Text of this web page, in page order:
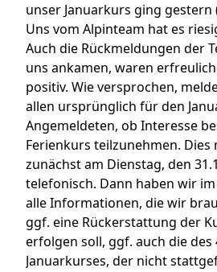
unser Januarkurs ging gestern
Uns vom Alpinteam hat es
Auch die Rückmeldungen der
uns ankamen, waren
positiv. Wie versprochen,
allen ursprünglich für den
Angemeldeten, ob Interesse
Ferienkurs teilzunehmen. Dies
zunächst am Dienstag, den
telefonisch. Dann haben wir
alle Informationen, die wir
ggf. eine Rückerstattung der
erfolgen soll, ggf. auch die des
Januarkurses, der nicht